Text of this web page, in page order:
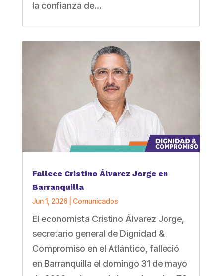
la confianza de...
Fallece Cristino Álvarez Jorge en
Barranquilla
Jun 1, 2026 Comunicados
El economista Cristino Álvarez Jorge,
secretario general de Dignidad &
Compromiso en el Atlántico, falleció
en Barranquilla el domingo 31 de mayo